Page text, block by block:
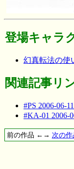
登場キャラ
幻真転法の使
関連記事リ
#PS 2006-06-
#KA-01 2006-
前の作品 ←→ 次の作